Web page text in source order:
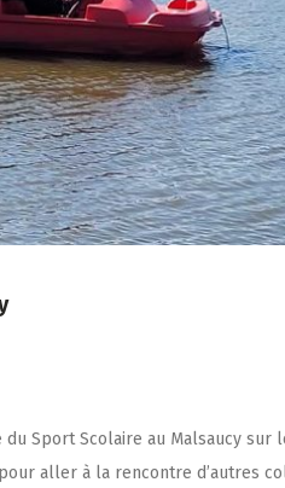
Sport Scolaire au Malsaucy sur
aller à la rencontre d’autres